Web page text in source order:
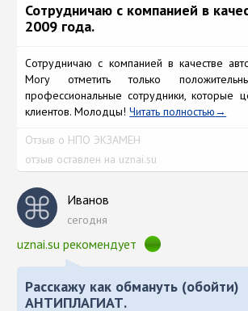
Сотрудничаю с компанией в
2009 года.
Сотрудничаю с компанией в качестве
Могу отметить только
профессиональные сотрудники, которые
клиентов. Молодцы!Читать полностью
Отзыв о НПО ЭКЗАМЕН
отзыв оставлен на uznai.su
Иванов
сегодня
uznai.su рекомендует
Расскажу как обмануть (обойти)
АНТИПЛАГИАТ.